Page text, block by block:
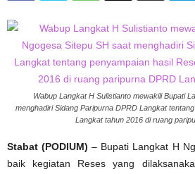
Wabup Langkat H Sulistianto mewakili Bupati
menghadiri Sidang Paripurna DPRD Langkat
Langkat tahun 2016 di ruang
Stabat (PODIUM) – Bupati Langkat H
baik kegiatan Reses yang